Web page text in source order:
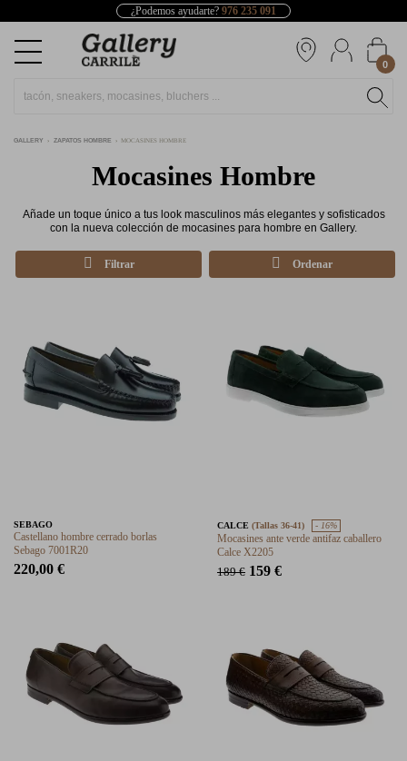
¿Podemos ayudarte? 976 235 091
0
GALLERY ZAPATOS HOMBRE MOCASINES HOMBRE
Mocasines Hombre
Añade un toque único a tus look masculinos más elegantes y sofisticados
con la nueva colección de mocasines para hombre en Gallery.
Filtrar Ordenar
SEBAGO
Castellano hombre cerrado borlas
Sebago 7001R20
220,00 €
CALCE (Tallas 36-41) - 16%
Mocasines ante verde antifaz caballero
Calce X2205
189 € 159 €